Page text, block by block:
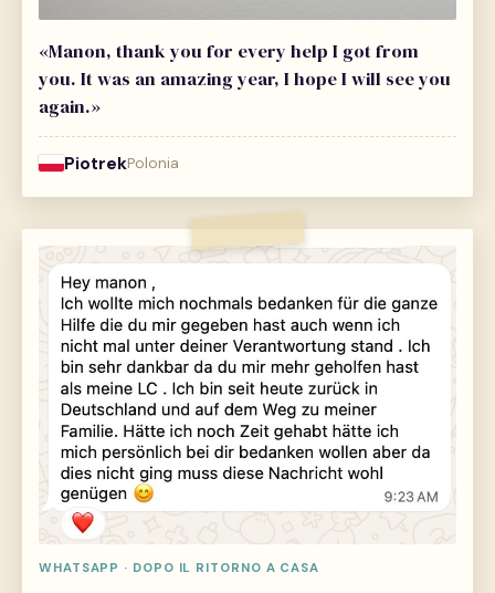
«Manon, thank you for every help I got from
you. It was an amazing year, I hope I will see you
again.»
PiotrekPolonia
WHATSAPP · DOPO IL RITORNO A CASA